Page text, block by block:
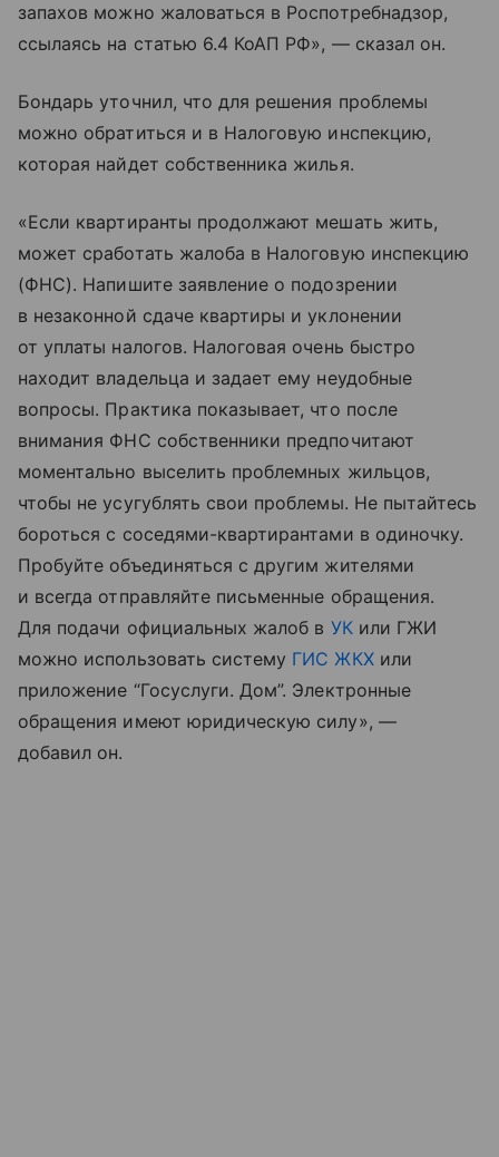
запахов можно жаловаться в Роспотребнадзор,
ссылаясь на статью 6.4 КоАП РФ», — сказал он.
Бондарь уточнил, что для решения проблемы
можно обратиться и в Налоговую инспекцию,
которая найдет собственника жилья.
«Если квартиранты продолжают мешать жить,
может сработать жалоба в Налоговую инспекцию
(ФНС). Напишите заявление о подозрении
в незаконной сдаче квартиры и уклонении
от уплаты налогов. Налоговая очень быстро
находит владельца и задает ему неудобные
вопросы. Практика показывает, что после
внимания ФНС собственники предпочитают
моментально выселить проблемных жильцов,
чтобы не усугублять свои проблемы. Не пытайтесь
бороться с соседями-квартирантами в одиночку.
Пробуйте объединяться с другим жителями
и всегда отправляйте письменные обращения.
Для подачи официальных жалоб в УКили ГЖИ
можно использовать систему ГИС ЖКХили
приложение “Госуслуги. Дом”. Электронные
обращения имеют юридическую силу», —
добавил он.